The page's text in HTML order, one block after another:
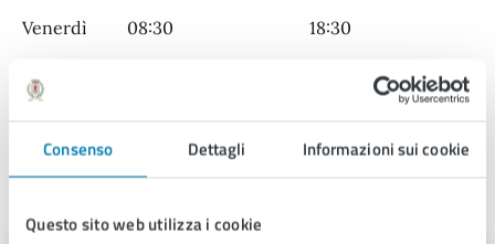
Consenso Dettagli Informazioni sui cookie
Questo sito web utilizza i cookie
Venerdì
08:30
18:30
Contatti